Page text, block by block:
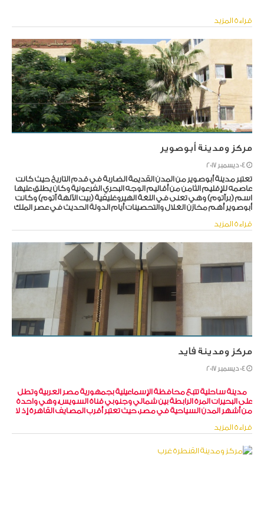
قراءة المزيد
مركز ومدينة أبوصوير
تعتبر مدينة أبوصوير من المدن القديمة الضاربة في قدم التاريخ حيث كانت
عاصمه للإقليم الثامن من أقاليم الوجه البحري الفرعونية وكان يطلق عليها
اسم (برآتوم) وهي تعنى في اللغة الهيروغليفية (بيت الآلهة آتوم) وكانت
أبوصوير أهم مخازن الغلال والتحصينات أيام الدولة الحديث في عصر الملك
قراءة المزيد
مركز ومدينة فايد
مدينة ساحلية تتبع محافظة الإسماعيلية بجمهورية مصر العربية وتطل
على البحيرات المرة الرابطة بين شمالي وجنوبي قناة السويس، وهي واحدة
من أشهر المدن السياحية في مصر، حيث تعتبر أقرب المصايف القاهرة إذ لا
الواحد في مصر.
قراءة المزيد